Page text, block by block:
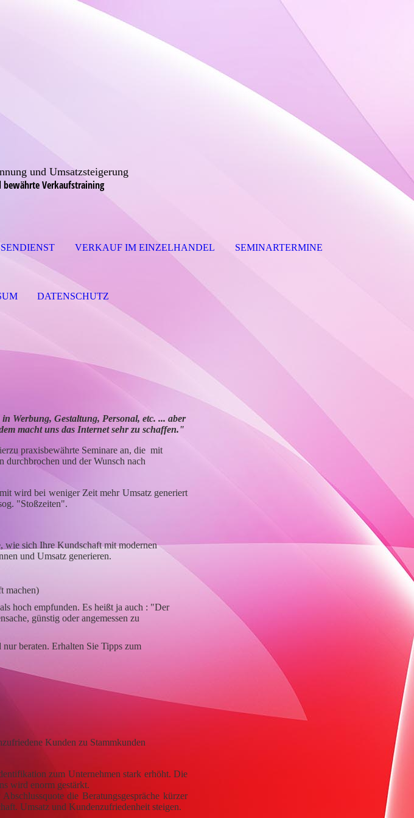
und Umsatzsteigerung
Verkaufstraining
VERKAUF IM EINZELHANDEL SEMINARTERMINE
DATENSCHUTZ
Werbung, Gestaltung, Personal, etc. ... aber
macht uns das Internet sehr zu schaffen."
praxisbewährte Seminare an, die mit
und der Wunsch nach
wird bei weniger Zeit mehr Umsatz generiert
"Stoßzeiten".
wie sich Ihre Kundschaft mit modernen
und Umsatz generieren.
machen)
hoch empfunden. Es heißt ja auch : "Der
günstig oder angemessen zu
beraten. Erhalten Sie Tipps zum
Kunden zu Stammkunden
zum Unternehmen stark erhöht. Die
wird enorm gestärkt.
die Beratungsgespräche kürzer
Umsatz und Kundenzufriedenheit steigen.